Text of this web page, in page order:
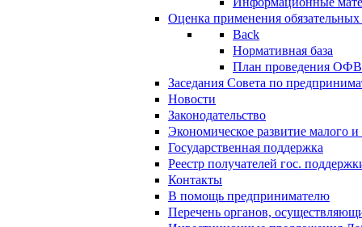
Оценка применения
Back
Нормативная база
План проведения
Заседания Совета по
Новости
Законодательство
Экономическое развитие малого и
Государственная поддержка
Реестр получателей гос.
Контакты
В помощь предпринимателю
Перечень органов,